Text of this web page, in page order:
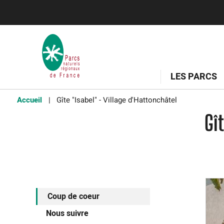
LES PARCS
Accueil Gîte "Isabel" - Village d'Hattonchâtel
Coup de coeur
Nous suivre